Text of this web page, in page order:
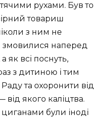
рухами. Був то
товариш
з ним не
змовилися наперед
як всі поснуть,
з дитиною і тим
та охоронити від
якого каліцтва.
були іноді